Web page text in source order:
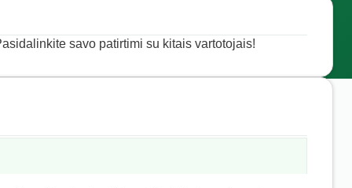
savo patirtimi su kitais vartotojais!